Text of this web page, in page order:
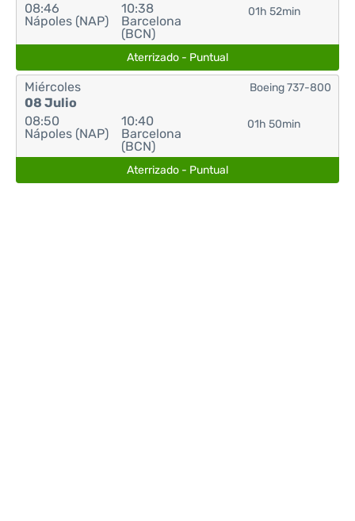
08:46
Nápoles (NAP)
10:38
Barcelona
(BCN)
01h 52min
Aterrizado - Puntual
Miércoles
08 Julio
08:50
Nápoles (NAP)
10:40
Barcelona
(BCN)
01h 50min
Boeing 737-800
Aterrizado - Puntual